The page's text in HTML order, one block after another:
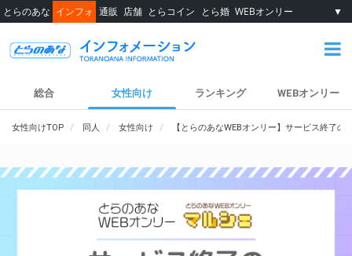
とらのあな インフォ 通販 店舗 とらコイン とら婚 WEBオンリー ▼
総合 女性向け ランキング WEBオンリー
女性向けTOP 同人 女性向け 【とらのあなWEBオンリー】サービス終了の